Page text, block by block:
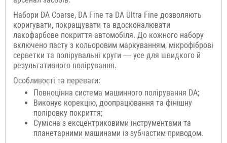
Набори DA Coarse, DA Fine та DA Ultra Fine дозволяють
коригувати, покращувати та вдосконалювати
лакофарбове покриття автомобіля. До кожного набору
включено пасту з кольоровим маркуванням, мікрофіброві
серветки та полірувальні круги — усе для швидкого й
результативного полірування.
Особливості та переваги:
Повноцінна система машинного полірування DA;
Виконує корекцію, доопрацювання та фінішну
поліровку покриття;
Сумісна з ексцентриковими інструментами та
планетарними машинами із зубчастим приводом.